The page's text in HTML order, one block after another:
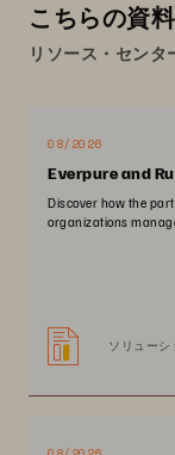
こちらの資
リソース・センタ
08/2026
Everpure and
Discover how the
organizations
ソリュー